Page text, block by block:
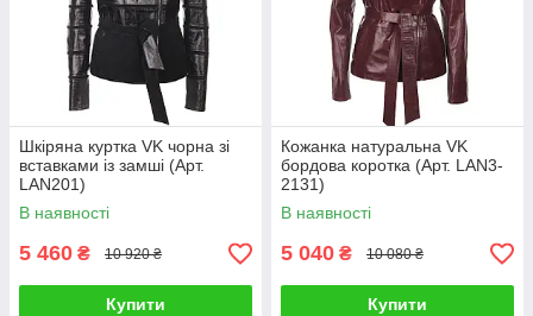
Шкіряна куртка VK чорна зі
вставками із замші (Арт.
LAN201)
В наявності
5 460 ₴ 10 920 ₴
Купити
Кожанка натуральна VK
бордова коротка (Арт. LAN3-
2131)
В наявності
5 040 ₴ 10 080 ₴
Купити